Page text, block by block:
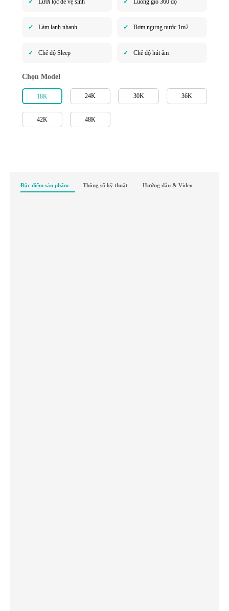
Lưới lọc dễ vệ sinh Luồng gió 360 độ
Làm lạnh nhanh Bơm ngưng nước 1m2
Chế độ Sleep Chế độ hút ẩm
Chọn Model
18K 24K 30K 36K
42K 48K
Đặc điểm sản phẩm Thông số kỹ thuật Hướng dẫn & Video